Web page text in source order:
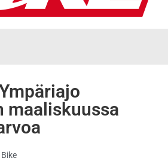
maaliskuussa
Bike